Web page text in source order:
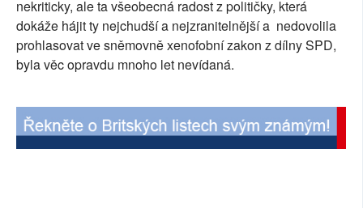
PLNÁ VERZE STRÁNEK
nekriticky, ale ta všeobecná radost z političky, která
dokáže hájit ty nejchudší a nejzranitelnější a nedovolila
prohlasovat ve sněmovně xenofobní zakon z dílny SPD,
byla věc opravdu mnoho let nevídaná.